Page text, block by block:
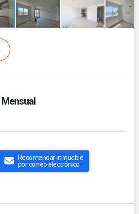
Mensual
Recomendar inmueble
por correo electrónico